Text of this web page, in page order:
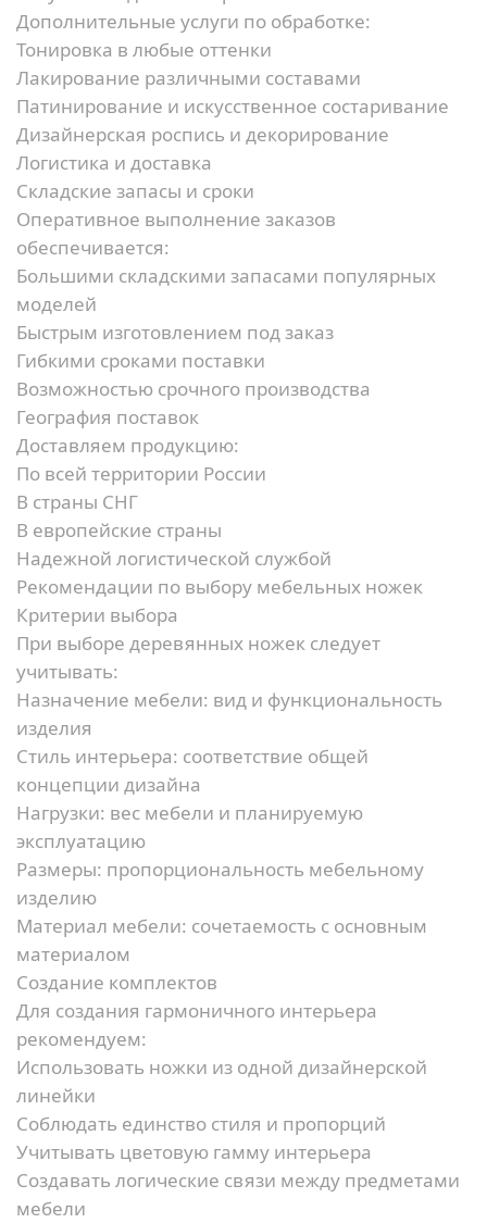
Дополнительные услуги по обработке:
Тонировка в любые оттенки
Лакирование различными составами
Патинирование и искусственное состаривание
Дизайнерская роспись и декорирование
Логистика и доставка
Складские запасы и сроки
Оперативное выполнение заказов
обеспечивается:
Большими складскими запасами популярных
моделей
Быстрым изготовлением под заказ
Гибкими сроками поставки
Возможностью срочного производства
География поставок
Доставляем продукцию:
По всей территории России
В страны СНГ
В европейские страны
Надежной логистической службой
Рекомендации по выбору мебельных ножек
Критерии выбора
При выборе деревянных ножек следует
учитывать:
Назначение мебели: вид и функциональность
изделия
Стиль интерьера: соответствие общей
концепции дизайна
Нагрузки: вес мебели и планируемую
эксплуатацию
Размеры: пропорциональность мебельному
изделию
Материал мебели: сочетаемость с основным
материалом
Создание комплектов
Для создания гармоничного интерьера
рекомендуем:
Использовать ножки из одной дизайнерской
линейки
Соблюдать единство стиля и пропорций
Учитывать цветовую гамму интерьера
Создавать логические связи между предметами
мебели